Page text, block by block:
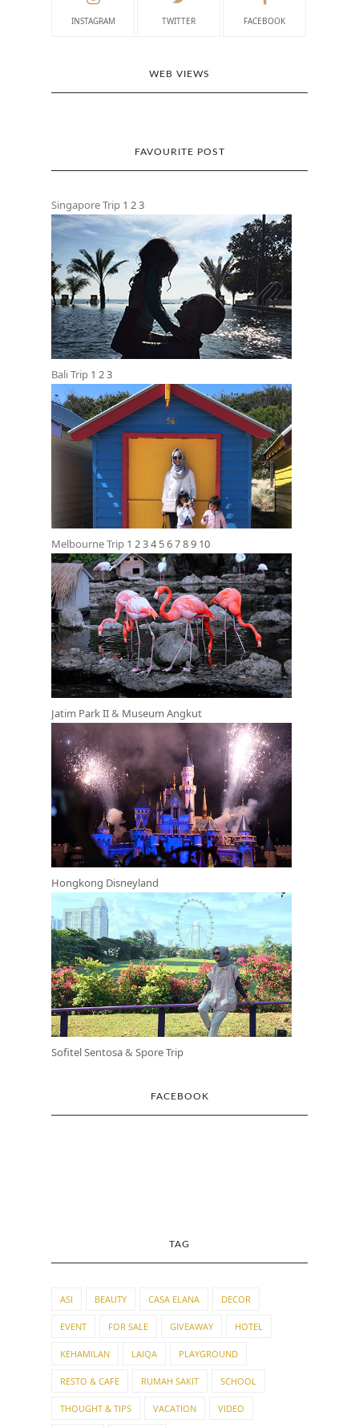
INSTAGRAM TWITTER FACEBOOK
WEB VIEWS
FAVOURITE POST
Singapore Trip 1 23
Bali Trip 1 23
Melbourne Trip 1 23456789 10
Jatim Park II& Museum Angkut
Hongkong Disneyland
Sofitel Sentosa& Spore Trip
FACEBOOK
TAG
ASI BEAUTY CASA ELANA DECOR
EVENT FOR SALE GIVEAWAY HOTEL
KEHAMILAN LAIQA PLAYGROUND
RESTO & CAFE RUMAH SAKIT SCHOOL
THOUGHT & TIPS VACATION VIDEO